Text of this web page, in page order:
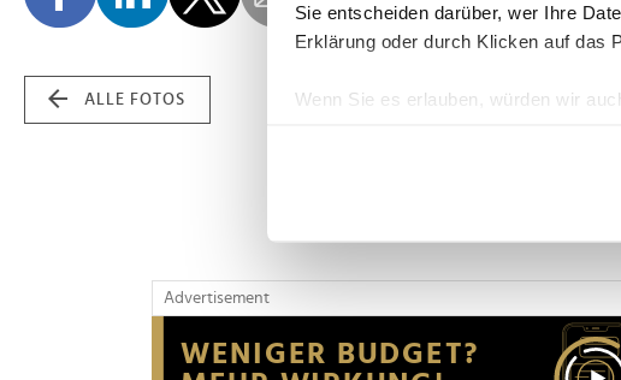
Sie entscheiden darüber, wer Ihre
Erklärung oder durch Klicken auf das
Wenn Sie es erlauben, würden wir
Erfahren Sie mehr darüber, wie Ihre
Wir verwenden Cookies, um Inhalte
Website an unsere Partner für soziale
möglicherweise mit weiteren Daten
ALLE FOTOS
Advertisement